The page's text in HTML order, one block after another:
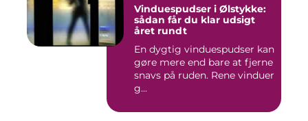
Vinduespudser i Ølstykke:
sådan får du klar udsigt
året rundt
En dygtig vinduespudser kan
gøre mere end bare at fjerne
snavs på ruden. Rene vinduer
g...